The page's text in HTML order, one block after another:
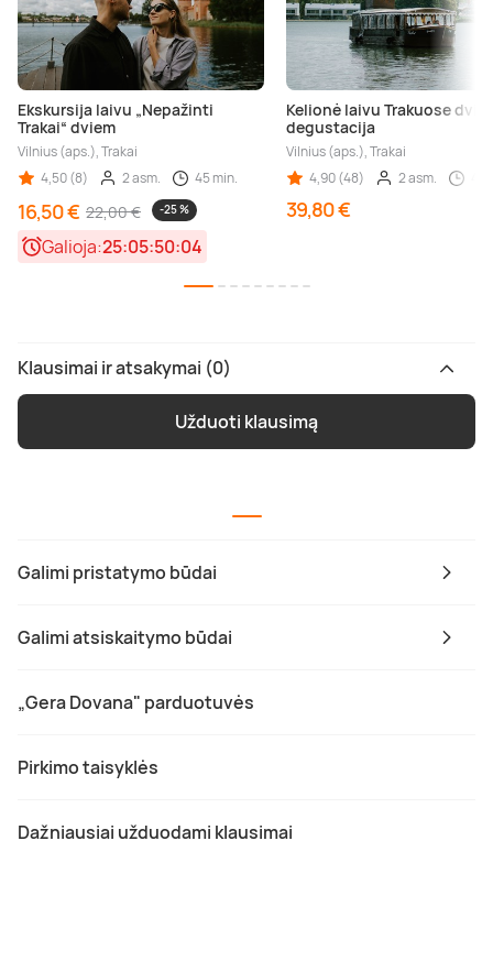
Galimi pristatymo būdai
Galimi atsiskaitymo būdai
„Gera Dovana" parduotuvės
Pirkimo taisyklės
Dažniausiai užduodami klausimai
Ekskursija laivu „Nepažinti
Trakai“ dviem
Vilnius (aps.), Trakai
4,50 (8)
2 asm. 45 min.
16,50 € 22,00 € -25 %
Galioja:25:05:50:03
Kelionė laivu Trakuose
degustacija
Vilnius (aps.), Trakai
4,90 (48)
2 asm.
39,80 €
Klausimai ir atsakymai (0)
Užduoti klausimą